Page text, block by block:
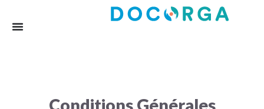
Conditions Générales